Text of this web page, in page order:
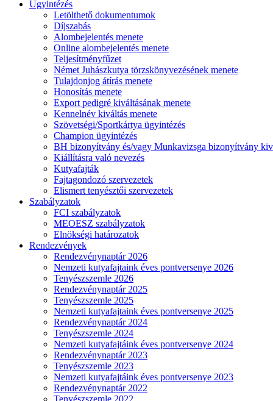
Ügyintézés
Letölthető dokumentumok
Díjszabás
Alombejelentés menete
Online alombejelentés menete
Teljesítményfűzet
Német Juhászkutya törzskönyvezésének menete
Tulajdonjog átírás menete
Honosítás menete
Export pedigré kiváltásának menete
Kennelnév kiváltás menete
Szövetségi/Sportkártya ügyintézés
Champion ügyintézés
BH bizonyítvány és/vagy Munkavizsga bizonyítvány
Kiállításra való nevezés
Kutyafajták
Fajtagondozó szervezetek
Elismert tenyésztői szervezetek
Szabályzatok
FCI szabályzatok
MEOESZ szabályzatok
Elnökségi határozatok
Rendezvények
Rendezvénynaptár 2026
Nemzeti kutyafajtaink éves pontversenye 2026
Tenyészszemle 2026
Rendezvénynaptár 2025
Tenyészszemle 2025
Nemzeti kutyafajtaink éves pontversenye 2025
Rendezvénynaptár 2024
Tenyészszemle 2024
Nemzeti kutyafajtáink éves pontversenye 2024
Rendezvénynaptár 2023
Tenyészszemle 2023
Nemzeti kutyafajtáink éves pontversenye 2023
Rendezvénynaptár 2022
Tenyészszemle 2022